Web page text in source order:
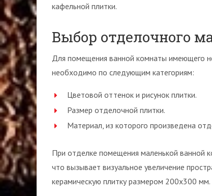
кафельной плитки.
Выбор отделочного
Для помещения ванной комнаты имеющего
необходимо по следующим категориям:
Цветовой оттенок и рисунок плитки.
Размер отделочной плитки.
Материал, из которого произведена
При отделке помещения маленькой ванной
что вызывает визуальное увеличение
керамическую плитку размером 200х300 мм.